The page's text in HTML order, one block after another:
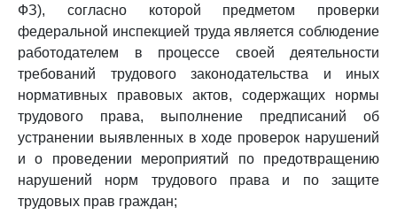
ФЗ), согласно которой предметом проверки
федеральной инспекцией труда является соблюдение
работодателем в процессе своей деятельности
требований трудового законодательства и иных
нормативных правовых актов, содержащих нормы
трудового права, выполнение предписаний об
устранении выявленных в ходе проверок нарушений
и о проведении мероприятий по предотвращению
нарушений норм трудового права и по защите
трудовых прав граждан;